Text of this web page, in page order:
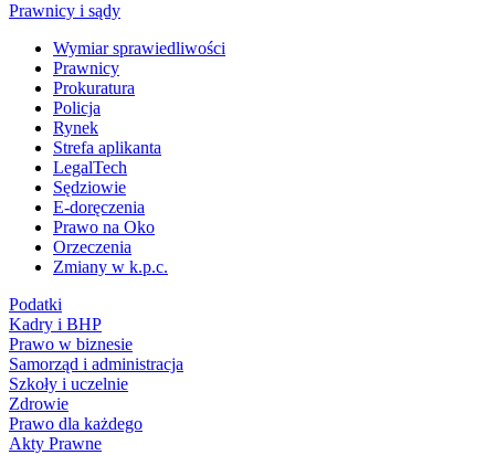
Prawnicy i sądy
Wymiar sprawiedliwości
Prawnicy
Prokuratura
Policja
Rynek
Strefa aplikanta
LegalTech
Sędziowie
E-doręczenia
Prawo na Oko
Orzeczenia
Zmiany w k.p.c.
Podatki
Kadry i BHP
Prawo w biznesie
Samorząd i administracja
Szkoły i uczelnie
Zdrowie
Prawo dla każdego
Akty Prawne